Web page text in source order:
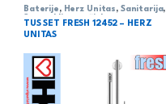
Baterije , Herz Unitas , Sanitarija,
Set sa kliznom šipkom
TUS SET FRESH 12452 – HERZ
UNITAS